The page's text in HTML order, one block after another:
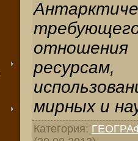
мирных и
Категория: